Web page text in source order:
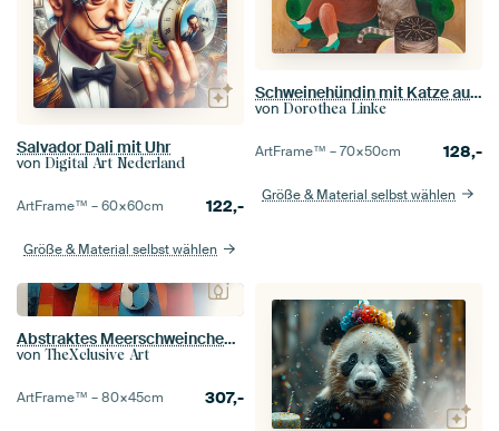
Salvador Dali mit Uhr
von Digital Art Nederland
ArtFrame™ –60×60cm 122,-
Größe & Material selbst wählen
Schweinehündin mit Katze auf dem Sofa
von Dorothea Linke
ArtFrame™ –70×50cm 128,-
Größe & Material selbst wählen
Abstraktes Meerschweinchen's-Panorama
von TheXclusive Art
ArtFrame™ –80×45cm 307,-